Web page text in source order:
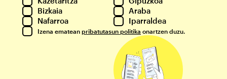
Bizkaia
Araba
Nafarroa
Iparraldea
Izena ematean pribatutasun politika onartzen duzu.